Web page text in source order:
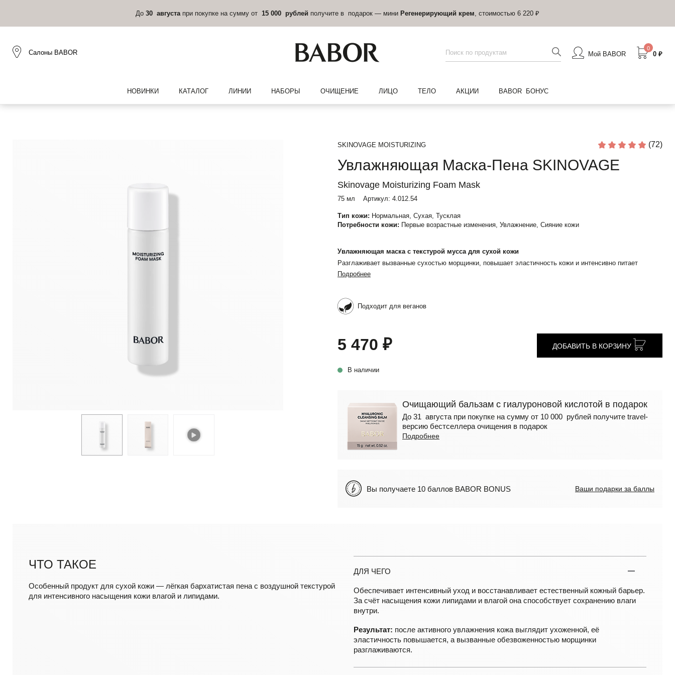
До 30 августа при покупке на сумму от 15 000 рублей получите в подарок — мини Регенерирующий крем , стоимостью 6 220 ₽
Салоны BABOR Мой BABOR
0
0 ₽
НОВИНКИ КАТАЛОГ ЛИНИИ НАБОРЫ ОЧИЩЕНИЕ ЛИЦО ТЕЛО АКЦИИ BABOR БОНУС
SKINOVAGE MOISTURIZING (72)
Увлажняющая Маска-Пена SKINOVAGE
Skinovage Moisturizing Foam Mask
75 мл Артикул: 4.012.54
Тип кожи: Нормальная, Сухая, Тусклая
Потребности кожи: Первые возрастные изменения, Увлажнение, Сияние кожи
Увлажняющая маска с текстурой мусса для сухой кожи
Разглаживает вызванные сухостью морщинки, повышает эластичность кожи и интенсивно питает
Подробнее
Подходит для веганов
5 470 ₽
В наличии
ДОБАВИТЬ В КОРЗИНУ
Очищающий бальзам с гиалуроновой кислотой в подарок
До 31 августа при покупке на сумму от 10 000 рублей получите travel-
версию бестселлера очищения в подарок
Подробнее
Вы получаете 10 баллов BABOR BONUS Ваши подарки за баллы
ЧТО ТАКОЕ
Особенный продукт для сухой кожи — лёгкая бархатистая пена с воздушной текстурой
для интенсивного насыщения кожи влагой и липидами.
ДЛЯ ЧЕГО
Обеспечивает интенсивный уход и восстанавливает естественный кожный барьер.
За счёт насыщения кожи липидами и влагой она способствует сохранению влаги
внутри.
Результат: после активного увлажнения кожа выглядит ухоженной, её
эластичность повышается, а вызванные обезвоженностью морщинки
разглаживаются.